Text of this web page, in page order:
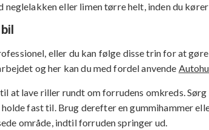
neglelakken eller limen tørre helt, inden du
eller du kan følge disse trin for at
og her kan du med fordel anvende
at lave riller rundt om forrudens omkreds.
fast til. Brug derefter en gummihammer
område, indtil forruden springer ud.